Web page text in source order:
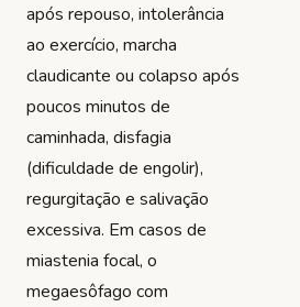
após repouso, intolerância
ao exercício, marcha
claudicante ou colapso após
poucos minutos de
caminhada, disfagia
(dificuldade de engolir),
regurgitação e salivação
excessiva. Em casos de
miastenia focal, o
megaesôfago com